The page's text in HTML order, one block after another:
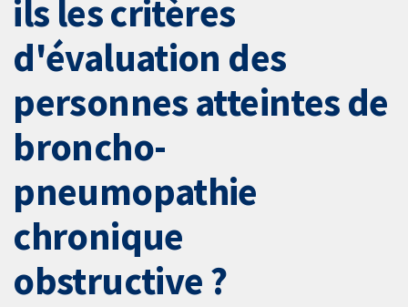
ils les critères
d'évaluation des
personnes atteintes de
broncho-
pneumopathie
chronique
obstructive ?